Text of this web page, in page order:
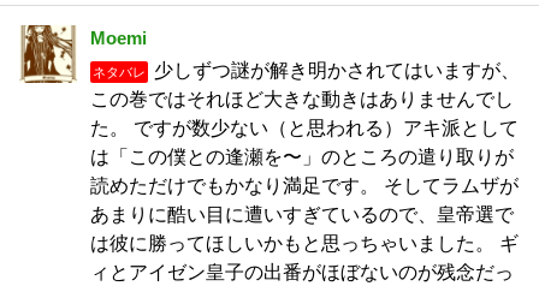
Moemi
ネタバレ
少しずつ謎が解き明かされてはいますが、
この巻ではそれほど大きな動きはありませんでし
た。 ですが数少ない（と思われる）アキ派として
は「この僕との逢瀬を〜」のところの遣り取りが
読めただけでもかなり満足です。 そしてラムザが
あまりに酷い目に遭いすぎているので、皇帝選で
は彼に勝ってほしいかもと思っちゃいました。 ギ
ィとアイゼン皇子の出番がほぼないのが残念だっ